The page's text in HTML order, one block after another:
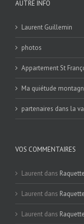
AUTRE INFO
Laurent Guillemin
photos
Appartement St
Ma quiétude
partenaires dans la
VOS COMMENTAIRES
Laurent dans
Laurent dans
Laurent dans